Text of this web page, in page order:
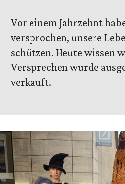
Vor einem Jahrzehnt
versprochen, unsere
schützen. Heute wissen
Versprechen wurde
verkauft.